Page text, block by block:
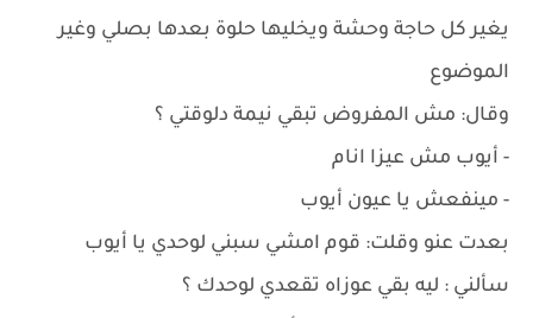
يغير كل حاجة وحشة ويخليها حلوة بعدها بصلي وغير
الموضوع
وقال: مش المفروض تبقي نيمة دلوقتي ؟
- أيوب مش عيزا انام
- مينفعش يا عيون أيوب
بعدت عنو وقلت: قوم امشي سبني لوحدي يا أيوب
سألني : ليه بقي عوزاه تقعدي لوحدك ؟